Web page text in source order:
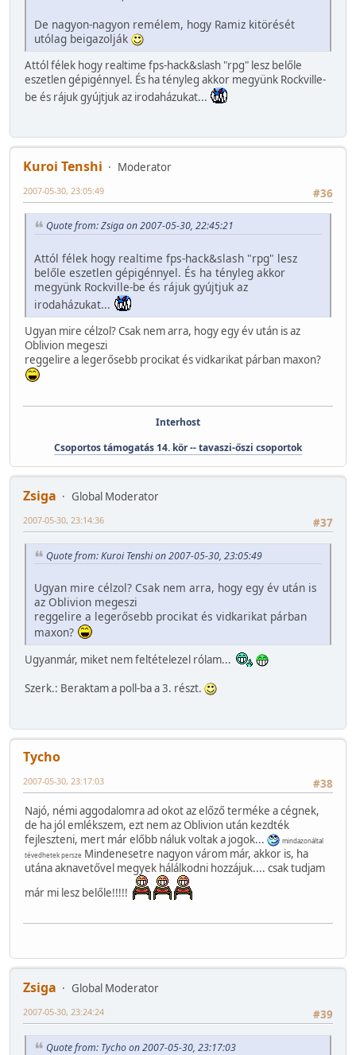
De nagyon-nagyon remélem, hogy Ramiz kitörését
utólag beigazolják
Attól félek hogy realtime fps-hack&slash "rpg" lesz belőle
eszetlen gépigénnyel. És ha tényleg akkor megyünk Rockville-
be és rájuk gyújtjuk az irodaházukat...
Kuroi Tenshi
Moderator
#36
2007-05-30, 23:05:49
Quote from: Zsiga on 2007-05-30, 22:45:21
Attól félek hogy realtime fps-hack&slash "rpg" lesz
belőle eszetlen gépigénnyel. És ha tényleg akkor
megyünk Rockville-be és rájuk gyújtjuk az
irodaházukat...
Ugyan mire célzol? Csak nem arra, hogy egy év után is az
Oblivion megeszi
reggelire a legerősebb procikat és vidkarikat párban maxon?
Interhost
Csoportos támogatás 14. kör -- tavaszi-őszi csoportok
Zsiga
Global Moderator
#37
2007-05-30, 23:14:36
Quote from: Kuroi Tenshi on 2007-05-30, 23:05:49
Ugyan mire célzol? Csak nem arra, hogy egy év után is
az Oblivion megeszi
reggelire a legerősebb procikat és vidkarikat párban
maxon?
Ugyanmár, miket nem feltételezel rólam...
Szerk.: Beraktam a poll-ba a 3. részt.
Tycho
#38
2007-05-30, 23:17:03
Najó, némi aggodalomra ad okot az előző terméke a cégnek,
de ha jól emlékszem, ezt nem az Oblivion után kezdték
fejleszteni, mert már előbb náluk voltak a jogok...
mindazonáltal
tévedhetek persze Mindenesetre nagyon várom már, akkor is, ha
utána aknavetővel megyek hálálkodni hozzájuk.... csak tudjam
már mi lesz belőle!!!!!
Zsiga
Global Moderator
#39
2007-05-30, 23:24:24
Quote from: Tycho on 2007-05-30, 23:17:03